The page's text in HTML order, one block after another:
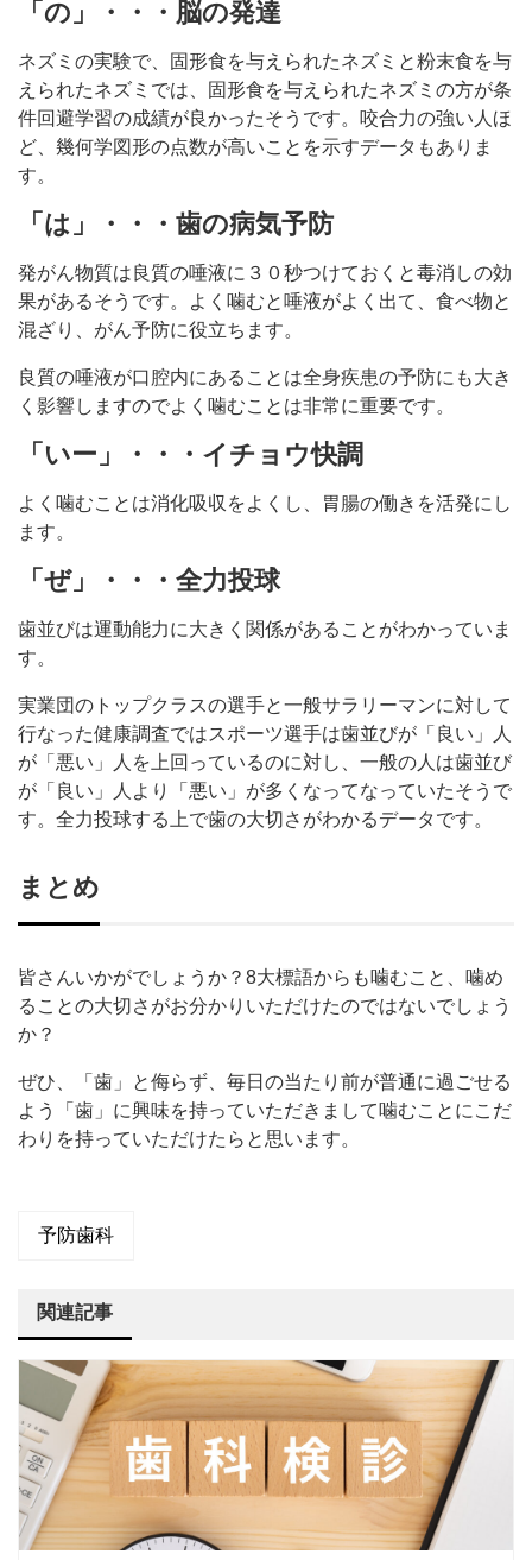
「の」・・・脳の発達
ネズミの実験で、固形食を与えられたネズミと粉末食を与
えられたネズミでは、固形食を与えられたネズミの方が条
件回避学習の成績が良かったそうです。咬合力の強い人ほ
ど、幾何学図形の点数が高いことを示すデータもありま
す。
「は」・・・歯の病気予防
発がん物質は良質の唾液に３０秒つけておくと毒消しの効
果があるそうです。よく噛むと唾液がよく出て、食べ物と
混ざり、がん予防に役立ちます。
良質の唾液が口腔内にあることは全身疾患の予防にも大き
く影響しますのでよく噛むことは非常に重要です。
「いー」・・・イチョウ快調
よく噛むことは消化吸収をよくし、胃腸の働きを活発にし
ます。
「ぜ」・・・全力投球
歯並びは運動能力に大きく関係があることがわかっていま
す。
実業団のトップクラスの選手と一般サラリーマンに対して
行なった健康調査ではスポーツ選手は歯並びが「良い」人
が「悪い」人を上回っているのに対し、一般の人は歯並び
が「良い」人より「悪い」が多くなってなっていたそうで
す。全力投球する上で歯の大切さがわかるデータです。
まとめ
皆さんいかがでしょうか？8大標語からも噛むこと、噛め
ることの大切さがお分かりいただけたのではないでしょう
か？
ぜひ、「歯」と侮らず、毎日の当たり前が普通に過ごせる
よう「歯」に興味を持っていただきまして噛むことにこだ
わりを持っていただけたらと思います。
予防歯科
関連記事